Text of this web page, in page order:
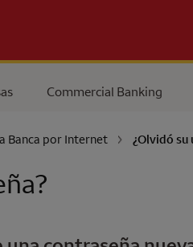
Commercial Banking
Banca por Internet ¿Olvidó su